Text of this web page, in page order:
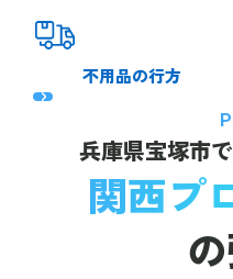
不用品の行方
兵庫県宝塚市で
関西プ